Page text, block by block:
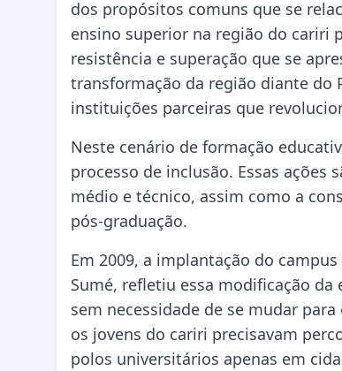
dos propósitos comuns que se
ensino superior na região do cariri
resistência e superação que se
transformação da região diante do
instituições parceiras que
Neste cenário de formação
processo de inclusão. Essas ações
médio e técnico, assim como a
pós-graduação.
Em 2009, a implantação do
Sumé, refletiu essa modificação
sem necessidade de se mudar
os jovens do cariri precisavam
polos universitários apenas em